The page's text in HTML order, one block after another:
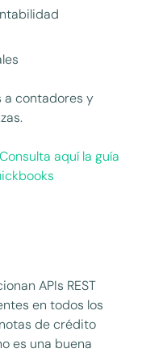
a contadores y
Consulta aquí la guía
APIs REST
en todos los
de crédito
es una buena